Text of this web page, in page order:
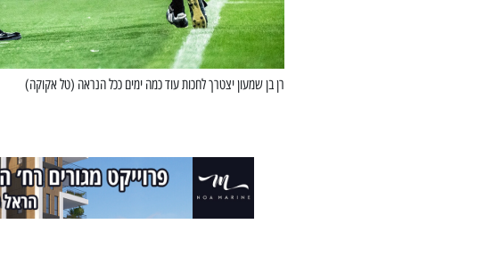
רן בן שמעון יצטרך לחכות עוד כמה ימים ככל הנראה (טל אקוקה)